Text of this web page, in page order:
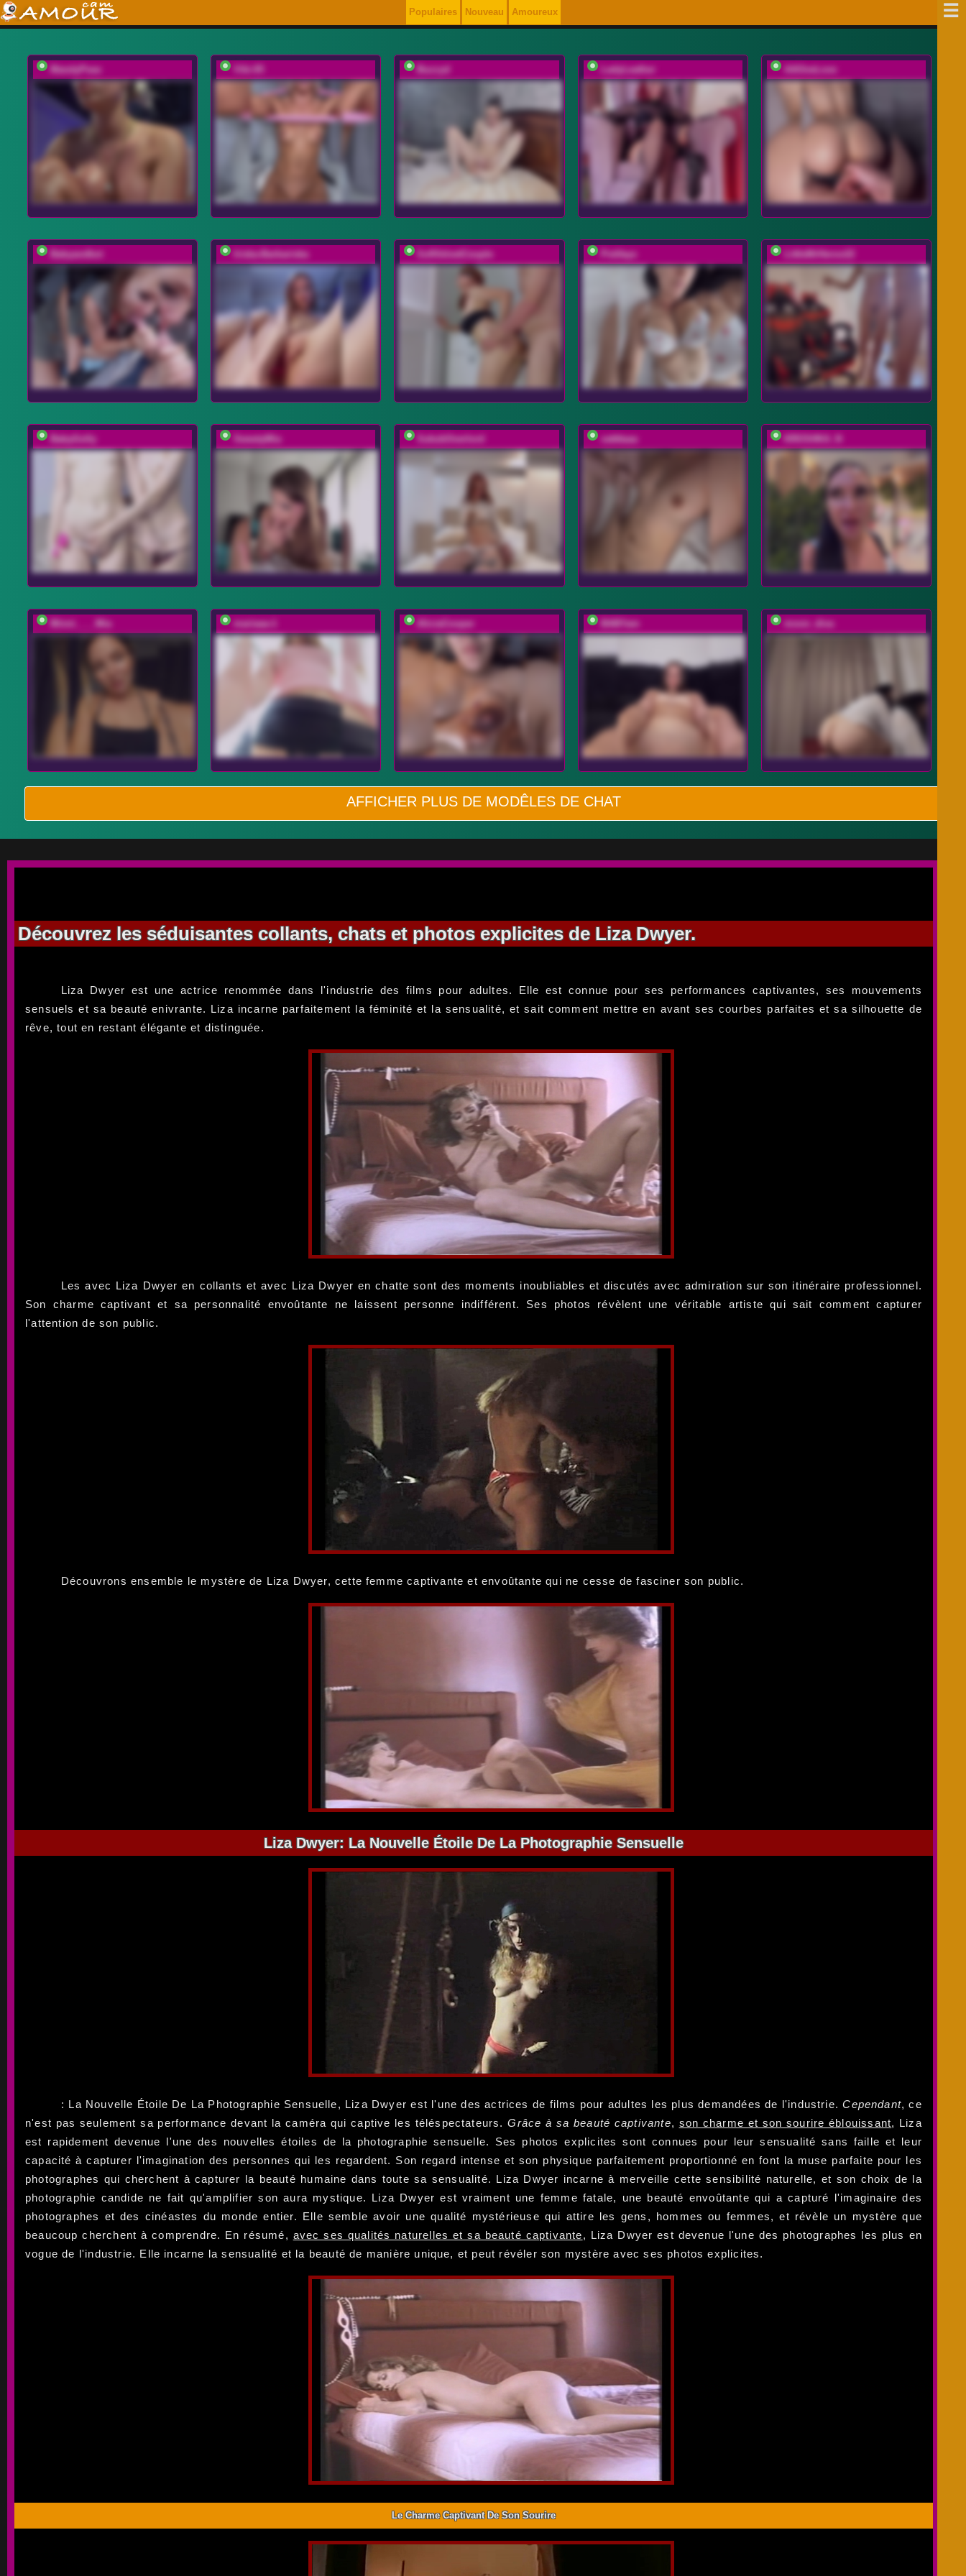
Populaires Nouveau Amoureux
MandyPeas Viki-05 Buzzyd LadyLeather AAOneLove
Babyandkot Iriska-Barbariska SoftVelvetCouple Potifays LittleMrHeroo22
BabyGolly SweetyMia SukubOverlord vattttaaa KROSHKA_N
Minni____Mia mariaaa-1 AliciaCooper BABYam moon_diva
AFFICHER PLUS DE MODÊLES DE CHAT
Découvrez les séduisantes collants, chats et photos explicites de Liza Dwyer.
Liza Dwyer est une actrice renommée dans l'industrie des films pour adultes. Elle est connue pour ses performances captivantes, ses mouvements
sensuels et sa beauté enivrante. Liza incarne parfaitement la féminité et la sensualité, et sait comment mettre en avant ses courbes parfaites et sa silhouette de
rêve, tout en restant élégante et distinguée.
Les avec Liza Dwyer en collants et avec Liza Dwyer en chatte sont des moments inoubliables et discutés avec admiration sur son itinéraire professionnel.
Son charme captivant et sa personnalité envoûtante ne laissent personne indifférent. Ses photos révèlent une véritable artiste qui sait comment capturer
l'attention de son public.
Découvrons ensemble le mystère de Liza Dwyer, cette femme captivante et envoûtante qui ne cesse de fasciner son public.
Liza Dwyer: La Nouvelle Étoile De La Photographie Sensuelle
: La Nouvelle Étoile De La Photographie Sensuelle, Liza Dwyer est l'une des actrices de films pour adultes les plus demandées de l'industrie.Cependant, ce
n'est pas seulement sa performance devant la caméra qui captive les téléspectateurs.Grâce à sa beauté captivante, son charme et son sourire éblouissant, Liza
est rapidement devenue l'une des nouvelles étoiles de la photographie sensuelle. Ses photos explicites sont connues pour leur sensualité sans faille et leur
capacité à capturer l'imagination des personnes qui les regardent. Son regard intense et son physique parfaitement proportionné en font la muse parfaite pour les
photographes qui cherchent à capturer la beauté humaine dans toute sa sensualité. Liza Dwyer incarne à merveille cette sensibilité naturelle, et son choix de la
photographie candide ne fait qu'amplifier son aura mystique. Liza Dwyer est vraiment une femme fatale, une beauté envoûtante qui a capturé l'imaginaire des
photographes et des cinéastes du monde entier. Elle semble avoir une qualité mystérieuse qui attire les gens, hommes ou femmes, et révèle un mystère que
beaucoup cherchent à comprendre. En résumé, avec ses qualités naturelles et sa beauté captivante, Liza Dwyer est devenue l'une des photographes les plus en
vogue de l'industrie. Elle incarne la sensualité et la beauté de manière unique, et peut révéler son mystère avec ses photos explicites.
Le Charme Captivant De Son Sourire